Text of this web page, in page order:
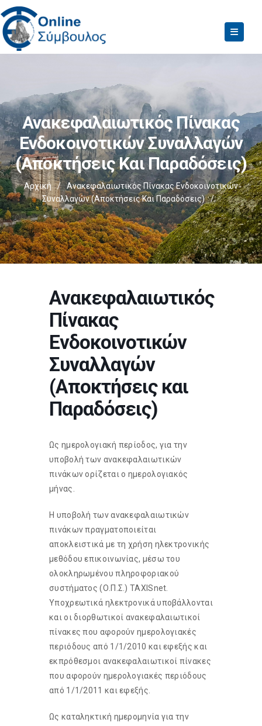
Ανακεφαλαιωτικός Πίνακας
Ενδοκοινοτικών Συναλλαγών
(Αποκτήσεις Και Παραδόσεις)
Αρχική /
Ανακεφαλαιωτικός Πίνακας Ενδοκοινοτικών
Συναλλαγών (Αποκτήσεις Και Παραδόσεις)
/
Ανακεφαλαιωτικός
Πίνακας
Ενδοκοινοτικών
Συναλλαγών
(Αποκτήσεις και
Παραδόσεις)
Ως ημερολογιακή περίοδος, για την
υποβολή των ανακεφαλαιωτικών
πινάκων ορίζεται ο ημερολογιακός
μήνας.
Η υποβολή των ανακεφαλαιωτικών
πινάκων πραγματοποιείται
αποκλειστικά με τη χρήση ηλεκτρονικής
μεθόδου επικοινωνίας, μέσω του
ολοκληρωμένου πληροφοριακού
συστήματος (Ο.Π.Σ.) TAXISnet.
Υποχρεωτικά ηλεκτρονικά υποβάλλονται
και οι διορθωτικοί ανακεφαλαιωτικοί
πίνακες που αφορούν ημερολογιακές
περιόδους από 1/1/2010 και εφεξής και
εκπρόθεσμοι ανακεφαλαιωτικοί πίνακες
που αφορούν ημερολογιακές περιόδους
από 1/1/2011 και εφεξής.
Ως καταληκτική ημερομηνία για την